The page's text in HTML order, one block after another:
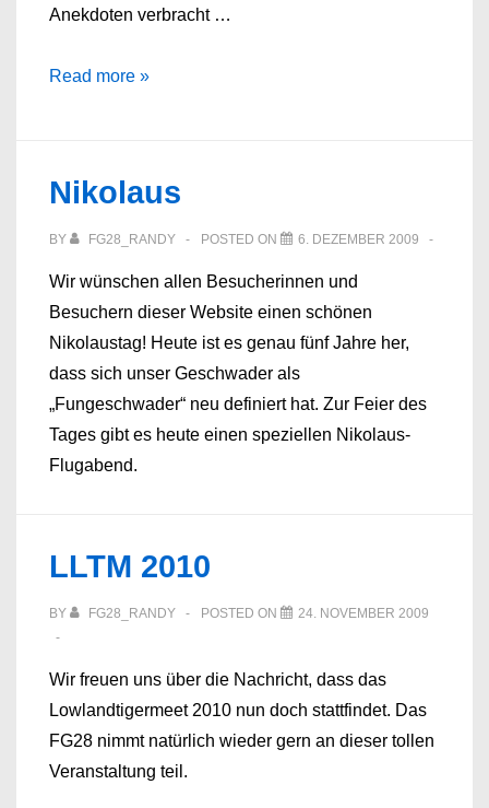
Anekdoten verbracht …
Frohe
Rutsch!
Read more »
Nikolaus
BY FG28_RANDY POSTED ON 6. DEZEMBER 2009
Wir wünschen allen Besucherinnen und
Besuchern dieser Website einen schönen
Nikolaustag! Heute ist es genau fünf Jahre her,
dass sich unser Geschwader als
„Fungeschwader“ neu definiert hat. Zur Feier des
Tages gibt es heute einen speziellen Nikolaus-
Flugabend.
LLTM 2010
BY FG28_RANDY POSTED ON 24. NOVEMBER 2009
Wir freuen uns über die Nachricht, dass das
Lowlandtigermeet 2010 nun doch stattfindet. Das
FG28 nimmt natürlich wieder gern an dieser tollen
Veranstaltung teil.